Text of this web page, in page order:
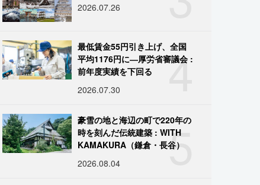
2026.07.26
4
最低賃金55円引き上げ、全国
平均1176円に―厚労省審議会 :
前年度実績を下回る
2026.07.30
5
豪雪の地と海辺の町で220年の
時を刻んだ伝統建築 : WITH
KAMAKURA（鎌倉・長谷）
2026.08.04